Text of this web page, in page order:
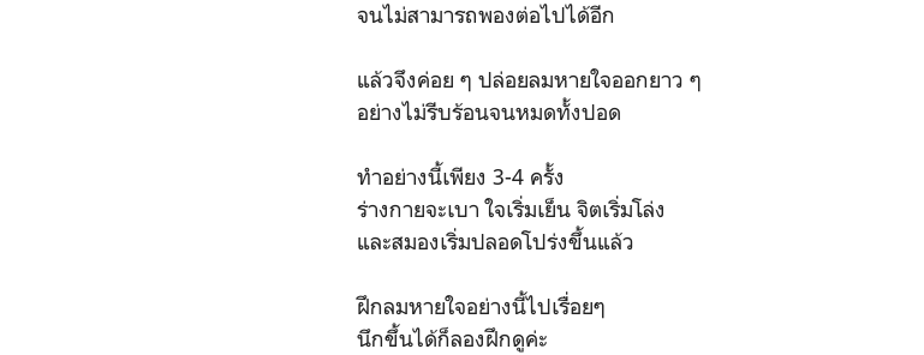
จนไม่สามารถพองต่อไปได้อีก
แล้วจึงค่อย ๆ ปล่อยลมหายใจออกยาว ๆ
อย่างไม่รีบร้อนจนหมดทั้งปอด
ทำอย่างนี้เพียง 3-4 ครั้ง
ร่างกายจะเบา ใจเริ่มเย็น จิตเริ่มโล่ง
และสมองเริ่มปลอดโปร่งขึ้นแล้ว
ฝึกลมหายใจอย่างนี้ไปเรื่อยๆ
นึกขึ้นได้ก็ลองฝึกดูค่ะ